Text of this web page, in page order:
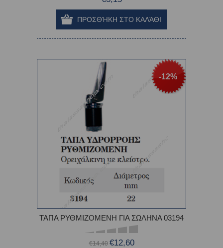
-12%
ΤΑΠΑ ΡΥΘΜΙΖΟΜΕΝΗ ΓΙΑ ΣΩΛΗΝΑ 03194
€14,40 €12,60